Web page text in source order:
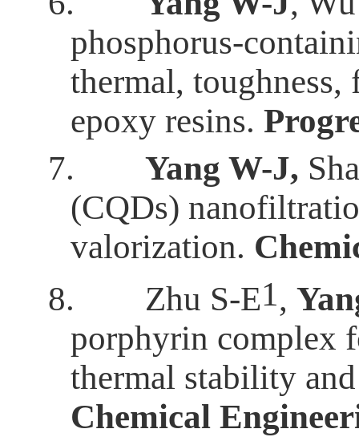
phosphorus-
thermal,
epoxy resins.
7.
Yang W-J,
(CQDs)
valorization.
8.
Zhu S-E1,
porphyrin complex
thermal stability
Chemical